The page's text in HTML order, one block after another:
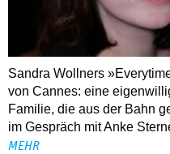
Sandra Wollners
von Cannes: eine
Familie, die aus der Bahn
im Gespräch mit Anke
MEHR